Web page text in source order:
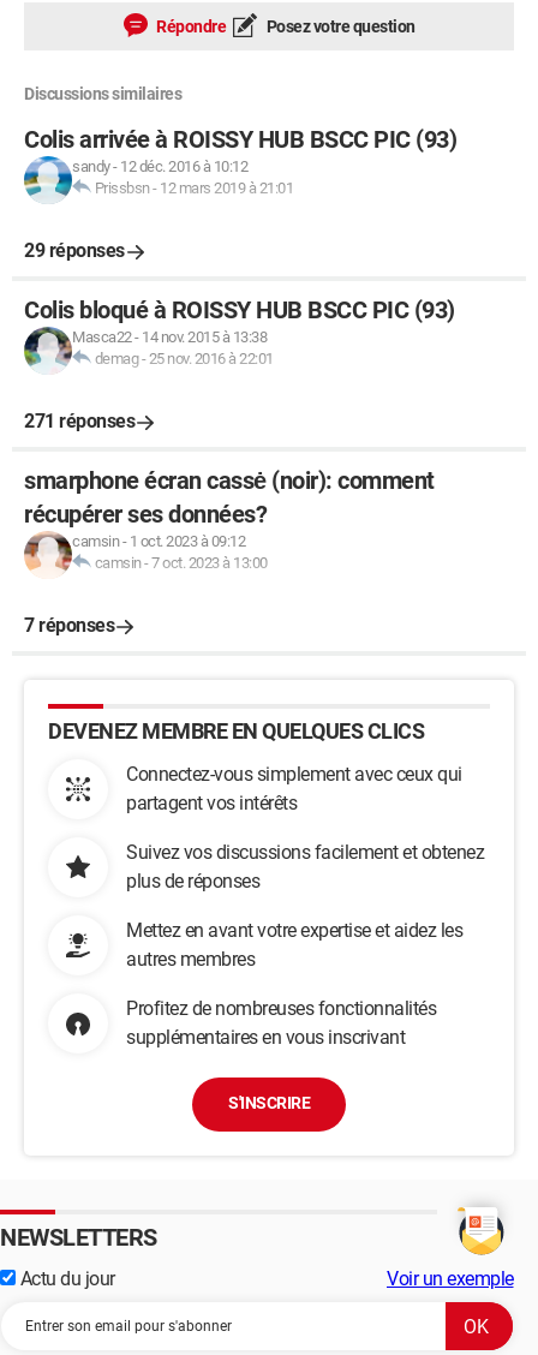
Répondre Posez votre question
Discussions similaires
Colis arrivée à ROISSY HUB BSCC PIC (93)
sandy- 12 déc. 2016 à 10:12
Prissbsn- 12 mars 2019 à 21:01
29 réponses
Colis bloqué à ROISSY HUB BSCC PIC (93)
Masca22- 14 nov. 2015 à 13:38
demag-25 nov. 2016 à 22:01
271 réponses
smarphone écran cassė (noir): comment
récupérer ses données?
camsin- 1 oct. 2023 à 09:12
camsin-7 oct. 2023 à 13:00
7 réponses
DEVENEZ MEMBRE EN QUELQUES CLICS
Connectez-vous simplement avec ceux qui
partagent vos intérêts
Suivez vos discussions facilement et obtenez
plus de réponses
Mettez en avant votre expertise et aidez les
autres membres
Profitez de nombreuses fonctionnalités
supplémentaires en vous inscrivant
S'INSCRIRE
NEWSLETTERS
Actu du jour Voir un exemple